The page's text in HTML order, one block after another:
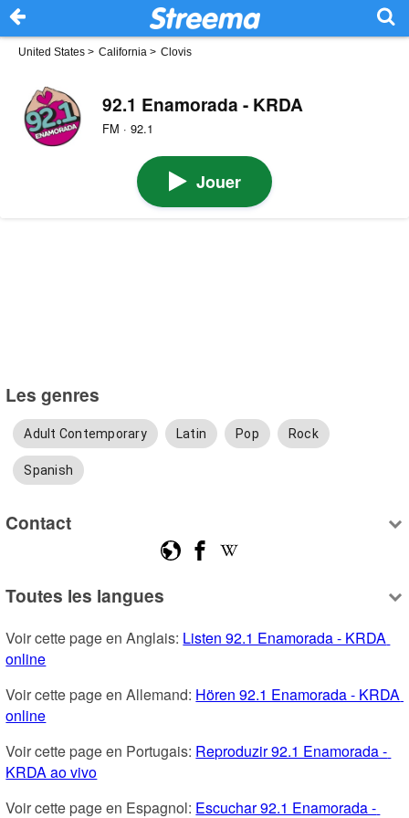
United States > California > Clovis
92.1 Enamorada - KRDA
FM · 92.1
Jouer
Les genres
Adult Contemporary Latin Pop Rock
Spanish
Contact
Toutes les langues
Voir cette page en Anglais: Listen 92.1 Enamorada - KRDA
online
Voir cette page en Allemand: Hören 92.1 Enamorada - KRDA
online
Voir cette page en Portugais: Reproduzir 92.1 Enamorada -
KRDA ao vivo
Voir cette page en Espagnol: Escuchar 92.1 Enamorada -